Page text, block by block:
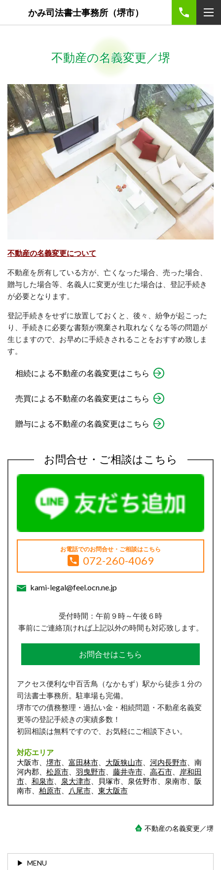
かみ司法書士事務所（堺市）
不動産の名義変更／堺
不動産の名義変更について
不動産を所有している方が、亡くなった場合、売った場合、
贈与した場合等、名義人に変更が生じた場合は、登記手続き
が必要となります。
登記手続きをせずに放置しておくと、後々、紛争が起こった
り、手続きに必要な書類が廃棄され取れなくなる等の問題が
生じますので、お早めに手続きされることをおすすめ致しま
す。
相続による不動産の名義変更はこちら
売買による不動産の名義変更はこちら
贈与による不動産の名義変更はこちら
お問合せ・ご相談はこちら
お電話でのお問合せ・ご相談はこちら
072-260-4069
kami-legal@feel.ocn.ne.jp
受付時間：午前９時～午後６時
事前にご連絡頂ければ上記以外の時間も対応致します。
お問合せはこちら
アクセス便利な中百舌鳥（なかもず）駅から徒歩１分の
司法書士事務所。駐車場も完備。
堺市での債務整理・過払い金・相続問題・不動産名義変
更等の登記手続きの実績多数！
初回相談は無料ですので、お気軽にご相談下さい。
対応エリア
大阪市、 堺市、 富田林市、 大阪狭山市、 河内長野市、南
河内郡、 松原市、 羽曳野市、 藤井寺市、 高石市、
岸和田
市、 和泉市、 泉大津市、貝塚市、泉佐野市、泉南市、阪
南市、 柏原市、 八尾市、 東大阪市
不動産の名義変更／堺
MENU